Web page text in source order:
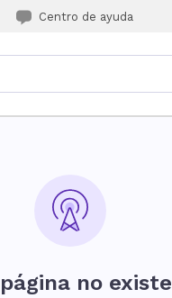
Centro de ayuda
no existe